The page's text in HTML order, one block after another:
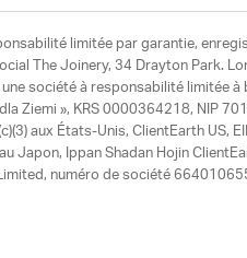
limitée par garantie,
The Joinery, 34 Drayton Park.
société à responsabilité limitée à
Ziemi », KRS 0000364218, NIP
aux États-Unis, ClientEarth US,
Japon, Ippan Shadan Hojin
numéro de société